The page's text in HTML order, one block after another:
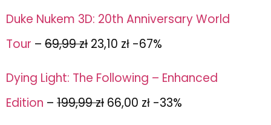
Duke Nukem 3D: 20th Anniversary World
Tour – 69,99 zł 23,10 zł -67%
Dying Light: The Following – Enhanced
Edition – 199,99 zł 66,00 zł -33%